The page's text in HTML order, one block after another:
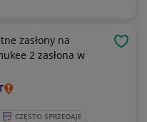
zasłony na
2 zasłona w
CZĘSTO SPRZEDAJE